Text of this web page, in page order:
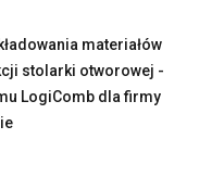
materiałów
stolarki otworowej -
LogiComb dla firmy